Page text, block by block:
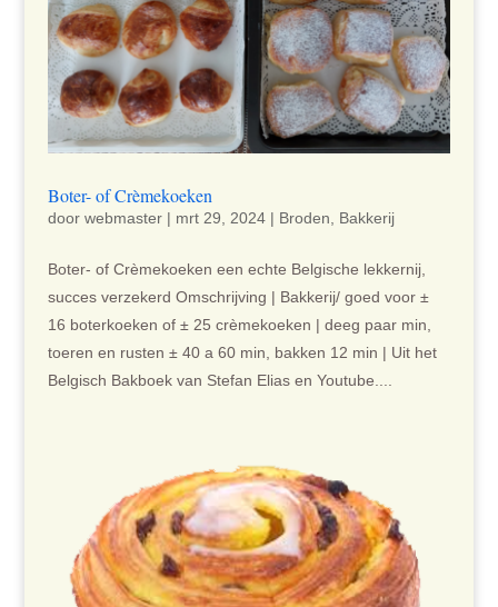
Boter- of Crèmekoeken
door webmaster| mrt 29, 2024| Broden Bakkerij
Boter- of Crèmekoeken een echte Belgische lekkernij,
succes verzekerd Omschrijving | Bakkerij/ goed voor ±
16 boterkoeken of ± 25 crèmekoeken | deeg paar min,
toeren en rusten ± 40 a 60 min, bakken 12 min | Uit het
Belgisch Bakboek van Stefan Elias en Youtube....